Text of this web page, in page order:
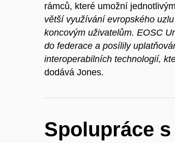
rámců, které umožní
větší využívání evropského
koncovým uživatelům. EOSC
do federace a posílily
interoperabilních technologií,
dodává Jones.
Spolupráce